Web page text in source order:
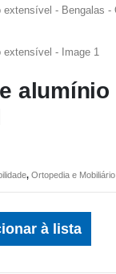
alumínio
, Ortopedia e Mobiliário
à lista